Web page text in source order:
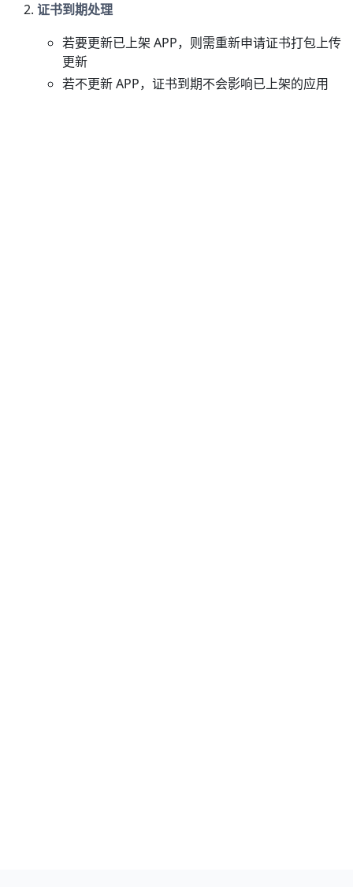
证书到期处理
若要更新已上架 APP，则需重新申请证书打包上传
更新
若不更新 APP，证书到期不会影响已上架的应用